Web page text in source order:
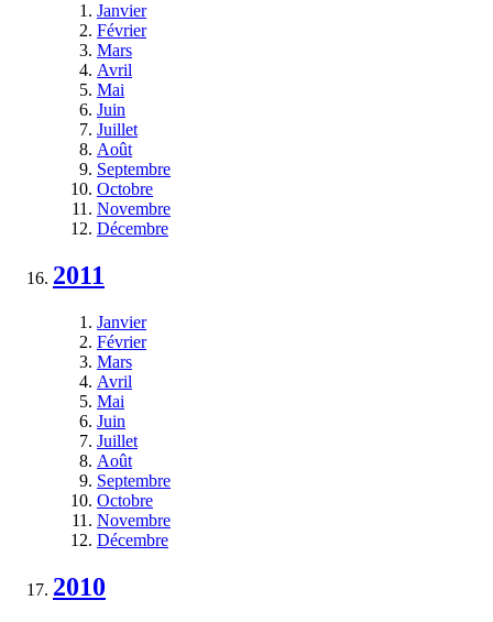
Janvier
Février
Mars
Avril
Mai
Juin
Juillet
Août
Septembre
Octobre
Novembre
Décembre
2011
Janvier
Février
Mars
Avril
Mai
Juin
Juillet
Août
Septembre
Octobre
Novembre
Décembre
2010